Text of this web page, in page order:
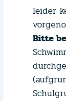
leider
Bitte